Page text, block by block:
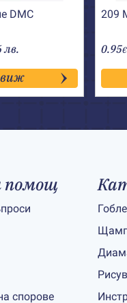
DMC
лв.
виж
209
0.95€
помощ
спорове